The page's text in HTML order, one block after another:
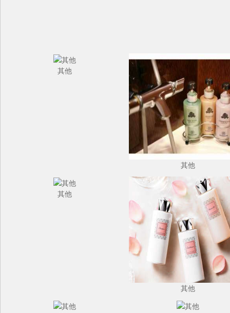
其他
其他
其他
其他